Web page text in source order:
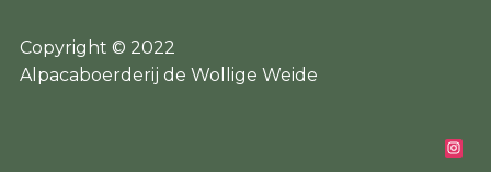
Copyright © 2022
Alpacaboerderij de Wollige Weide